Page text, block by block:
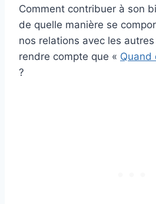
Comment contribuer à son
de quelle manière se
nos relations avec les
rendre compte que « Quand
?